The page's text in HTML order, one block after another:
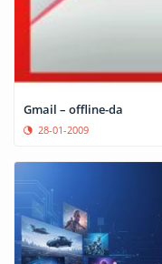
Gmail – offline-da
28-01-2009